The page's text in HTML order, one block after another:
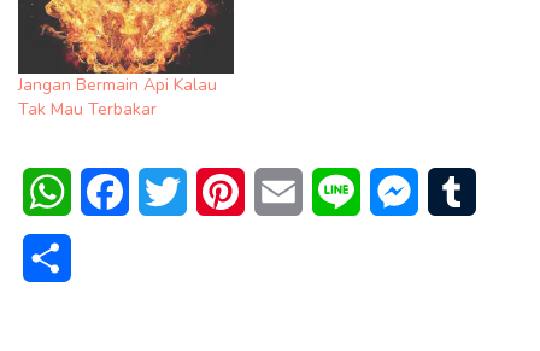
Jangan Bermain Api Kalau
Tak Mau Terbakar
WhatsAppFacebookTwitter PinterestEmail Line Messenger